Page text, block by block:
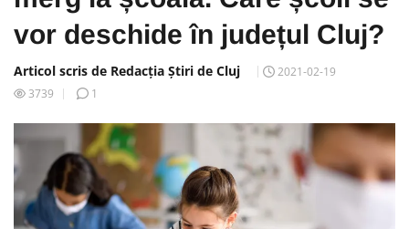
vor deschide în județul Cluj?
Articol scris de Redacția Știri de Cluj
2021-02-19
3739
1